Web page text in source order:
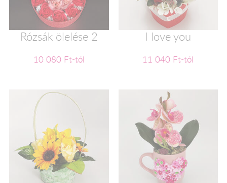
Rózsák ölelése 2
10 080 Ft-tól
I love you
11 040 Ft-tól